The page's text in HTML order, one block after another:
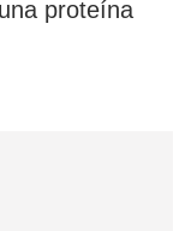
proteína